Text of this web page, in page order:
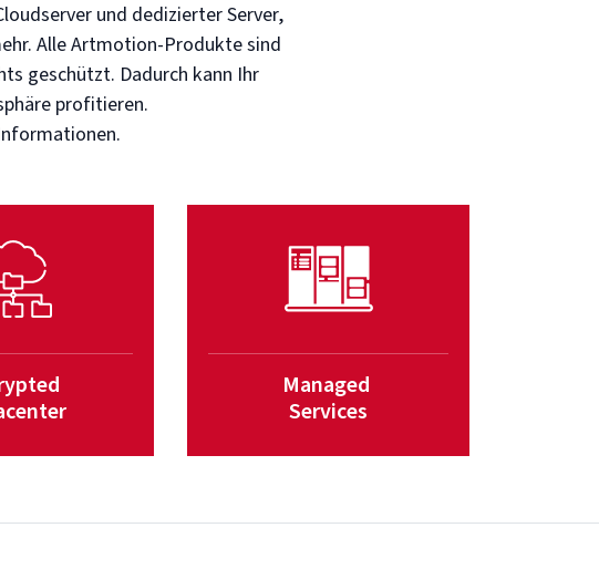
und dedizierter Server,
Alle Artmotion-Produkte sind
geschützt. Dadurch kann Ihr
profitieren.
Managed
Services